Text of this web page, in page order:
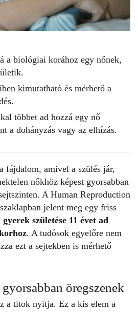
a biológiai korához egy nőnek,
kimutatható és mérhető a
többet ad hozzá egy nő
a dohányzás vagy az elhízás.
fájdalom, amivel a szülés jár,
nőkhöz képest gyorsabban
A Human Reproduction
jelent meg egy friss
gyerek születése 11 évet ad
. A tudósok egyelőre nem
ezt a sejtekben is mérhető
öregszenek
a titok nyitja. Ez a kis elem a